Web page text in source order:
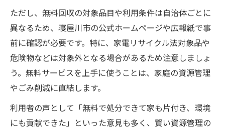
ただし、無料回収の対象品目や利用条件は自治体ごとに
異なるため、寝屋川市の公式ホームページや広報紙で事
前に確認が必要です。特に、家電リサイクル法対象品や
危険物などは対象外となる場合があるため注意しましょ
う。無料サービスを上手に使うことは、家庭の資源管理
やごみ削減に直結します。
利用者の声として「無料で処分できて家も片付き、環境
にも貢献できた」といった意見も多く、賢い資源管理の